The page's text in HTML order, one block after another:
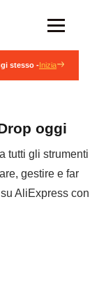
stesso -Inizia
oggi
tutti gli strumenti
gestire e far
AliExpress con